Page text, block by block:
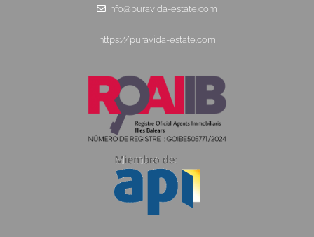
info@puravida-estate.com
https://puravida-estate.com